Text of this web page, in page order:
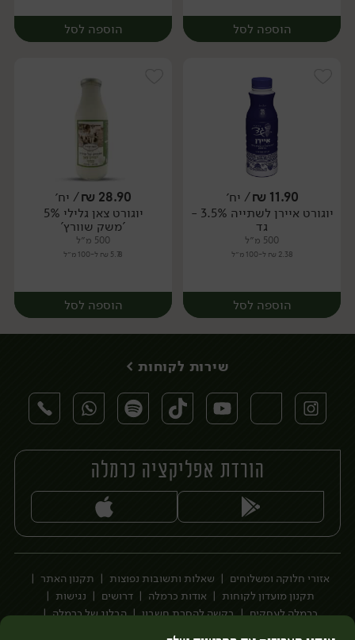
הוספה לסל
יח׳
הוספה לסל
יח׳
11.90
₪/ יח׳
יוגורט איירן לשתייה 3.5% -
גד
500 מ״ל
2.38 ₪ ל-100 מ״ל
הוספה לסל
יח׳
28.90
₪/ יח׳
יוגורט צאן גלילי 5%
'משק שוורץ'
500 מ״ל
5.78 ₪ ל-100 מ״ל
הוספה לסל
יח׳
שירות לקוחות >
הורדת אפליקציה כרמלה
אזורי חלוקה ומשלוחים שאלות ותשובות נפוצות
תקנון האתר
תקנון מועדון לקוחות
אודות כרמלה דרושים
נגישות
כרמלה לעסקים
בקשה להסרת חשבון
הבלוג של כרמלה